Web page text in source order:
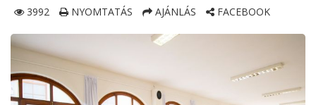
3992 NYOMTATÁS AJÁNLÁS FACEBOOK